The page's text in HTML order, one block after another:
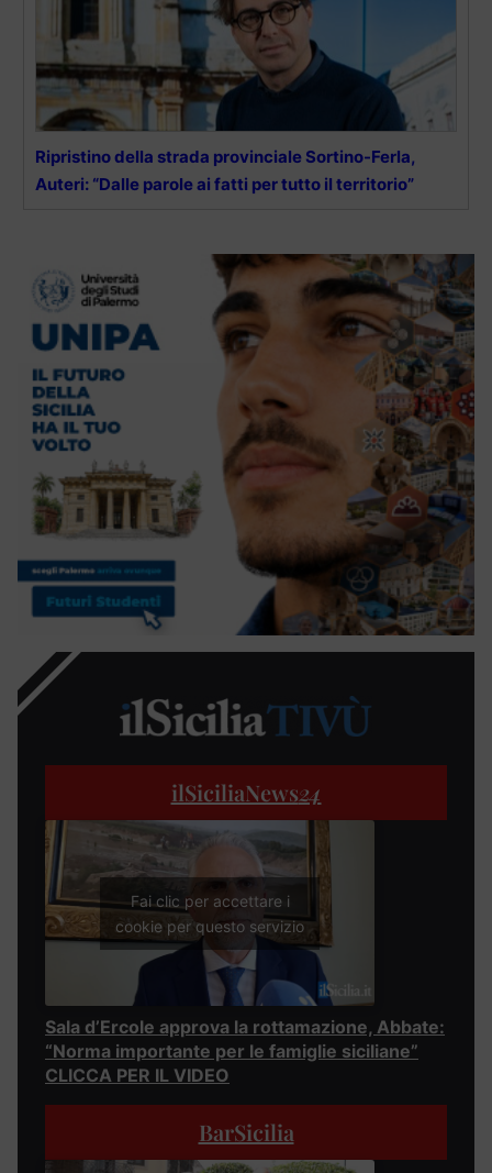
Ripristino della strada provinciale Sortino-Ferla,
Auteri: “Dalle parole ai fatti per tutto il territorio”
ilSiciliaNews24
Fai clic per accettare i
cookie per questo servizio
Sala d’Ercole approva la rottamazione, Abbate:
“Norma importante per le famiglie siciliane”
CLICCA PER IL VIDEO
BarSicilia